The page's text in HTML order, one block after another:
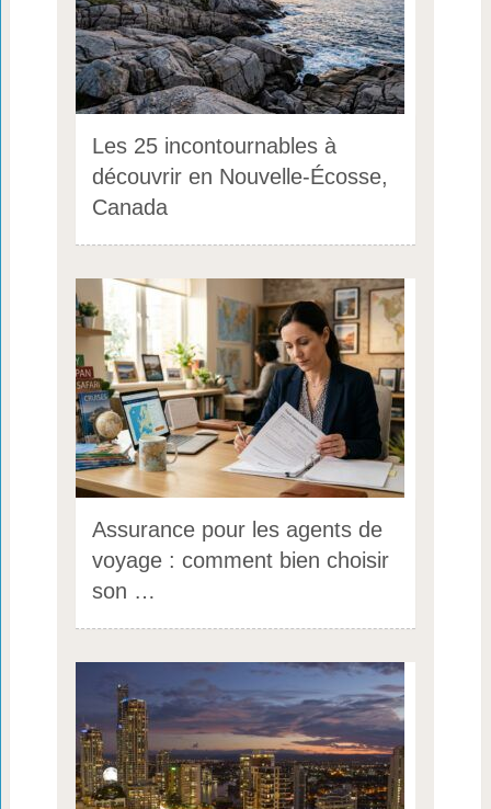
Les 25 incontournables à
découvrir en Nouvelle-Écosse,
Canada
Assurance pour les agents de
voyage : comment bien choisir
son …